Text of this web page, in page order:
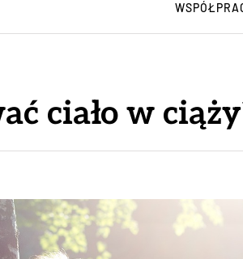
ciało w